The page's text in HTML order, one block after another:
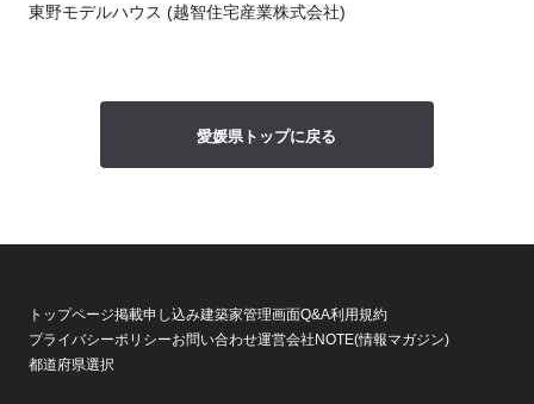
東野モデルハウス (越智住宅産業株式会社)
愛媛県トップに戻る
トップページ掲載申し込み建築家管理画面Q&A利用規約
プライバシーポリシーお問い合わせ運営会社 NOTE(情報マガジン)
都道府県選択